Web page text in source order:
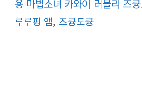
용 마법소녀 카와이 러블리 즈
루루핑 앱, 즈큥도큥